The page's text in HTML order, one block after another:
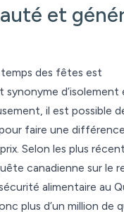
et
temps des fêtes est
synonyme d’isolement
il est possible
faire une
Selon les plus
canadienne sur le
alimentaire au
plus d’un million de